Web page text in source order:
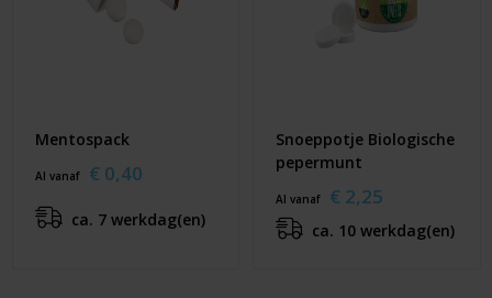
Mentospack
Al vanaf € 0,40
ca. 7 werkdag(en)
Snoeppotje Biologische
pepermunt
Al vanaf € 2,25
ca. 10 werkdag(en)